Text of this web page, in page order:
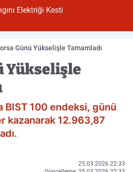
Elektriği Kesti
Günü Yükselişle Tamamladı
Yükselişle
BIST 100 endeksi, günü
kazanarak 12.963,87
25.03.2026 22:33